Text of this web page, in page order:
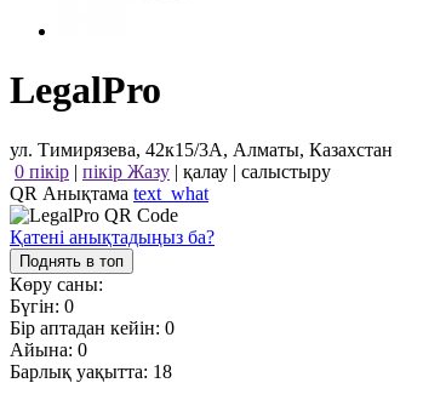
LegalPro
ул. Тимирязева, 42к15/3А, Алматы, Казахстан
0 пікір | пікір Жазу | қалау | салыстыру
QR Анықтама text_what
Қатені анықтадыңыз ба?
Поднять в топ
Көру саны:
Бүгін: 0
Бір аптадан кейін: 0
Айына: 0
Барлық уақытта: 18